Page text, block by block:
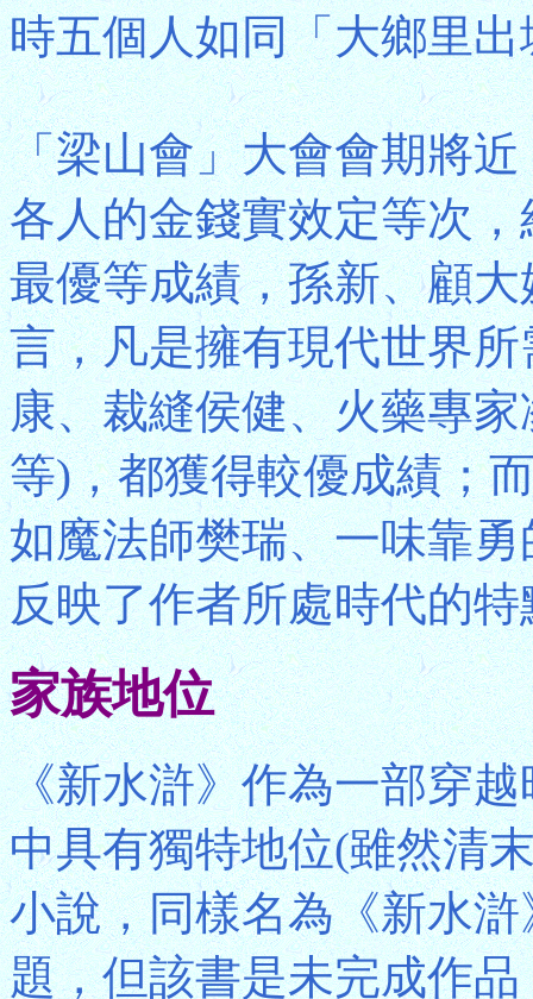
時五個人如同「大鄉里
「梁山會」大會會期將
各人的金錢實效定等次
最優等成績，孫新、顧
言，凡是擁有現代世界
康、裁縫侯健、火藥專
等)，都獲得較優成績；
如魔法師樊瑞、一味靠
反映了作者所處時代的特
家族地位
《新水滸》作為一部穿
中具有獨特地位(雖然清
小說，同樣名為《新水
題，但該書是未完成作